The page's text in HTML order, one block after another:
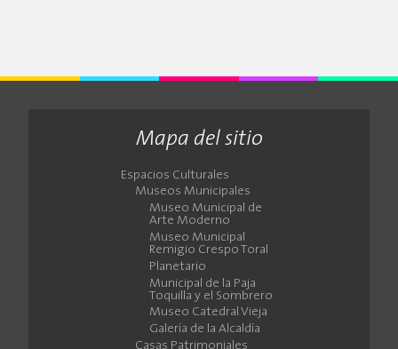
Mapa del sitio
Espacios Culturales
Museos Municipales
Museo Municipal de
Arte Moderno
Museo Municipal
Remigio Crespo Toral
Planetario
Municipal de la Paja
Toquilla y el Sombrero
Museo Catedral Vieja
Galería de la Alcaldía
Casas Patrimoniales